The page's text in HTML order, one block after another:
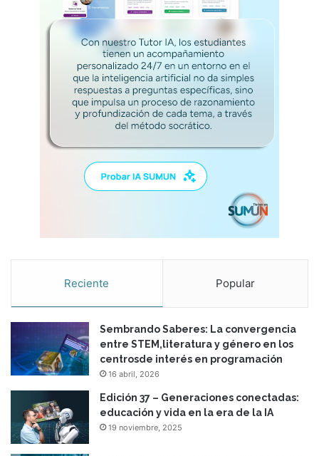
Reciente Popular
Sembrando Saberes: La convergencia
entre STEM,literatura y género en los
centrosde interés en programación
16 abril, 2026
Edición 37 – Generaciones conectadas:
educación y vida en la era de la IA
19 noviembre, 2025